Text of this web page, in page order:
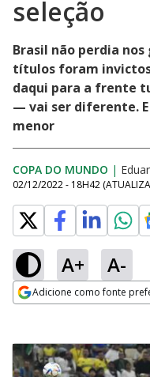
seleção
Brasil não perdia nos
títulos foram
daqui para a frente
— vai ser diferente.
menor
COPA DO MUNDO |
02/12/2022 - 18H42
A+ A-
Adicione como fonte